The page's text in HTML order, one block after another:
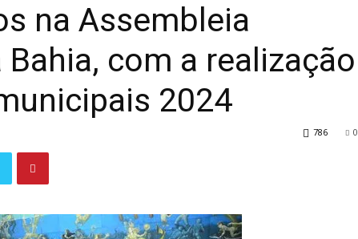
na Assembleia
com a realização
2024
0
786